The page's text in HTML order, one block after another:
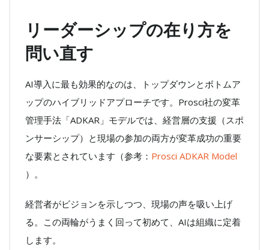
リーダーシップの在り方を
問い直す
AI導入に最も効果的なのは、トップダウンとボトムア
ップのハイブリッドアプローチです。Prosci社の変革
管理手法「ADKAR」モデルでは、経営層の支援（スポ
ンサーシップ）と現場の参加の両方が変革成功の重要
な要素とされています（参考： Prosci ADKAR Model
）。
経営者がビジョンを示しつつ、現場の声を吸い上げ
る。この両輪がうまく回って初めて、AIは組織に定着
します。